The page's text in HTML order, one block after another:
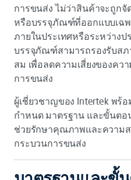
การขนส่ง ไม่ว่าสินค้าจะถูกจั
หรือบรรจุภัณฑ์ที่ออกแบบเฉพ
ภายในประเทศหรือระหว่าง
บรรจุภัณฑ์สามารถรองรับสภ
สม เพื่อลดความเสี่ยงของคว
การขนส่ง
ผู้เชี่ยวชาญของ Intertek พร้
กำหนด มาตรฐาน และขั้นตอ
ช่วยรักษาคุณภาพและควา
กระบวนการขนส่ง